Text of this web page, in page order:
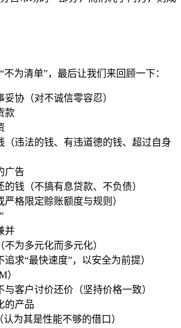
为清单”，最后让我们来回顾一下：
妥协（对不诚信零容忍）
款
（违法的钱、有违道德的钱、超过自身
广告
的钱（不搞有息贷款、不负债）
严格限定赊账额度与规则）
并
为多元化而多元化）
求“最快速度”，以安全为前提）
）
与客户讨价还价（坚持价格一致）
的产品
认为其是性能不够的借口）